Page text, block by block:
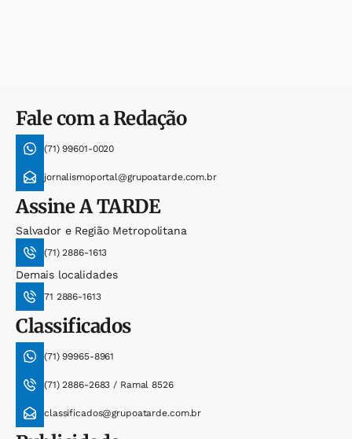
Fale com a Redação
(71) 99601-0020
jornalismoportal@grupoatarde.com.br
AssineA TARDE
Salvador e Região Metropolitana
(71) 2886-1613
Demais localidades
71 2886-1613
Classificados
(71) 99965-8961
(71) 2886-2683 / Ramal 8526
classificados@grupoatarde.com.br